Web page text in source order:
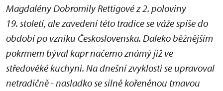
Magdalény Dobromily Rettigové z 2. poloviny
19. století, ale zavedení této tradice se váže spíše do
období po vzniku Československa. Daleko běžnějším
pokrmem býval kapr načerno známý již ve
středověké kuchyni. Na dnešní zvyklosti se upravoval
netradičně - nasladko se silně kořeněnou tmavou